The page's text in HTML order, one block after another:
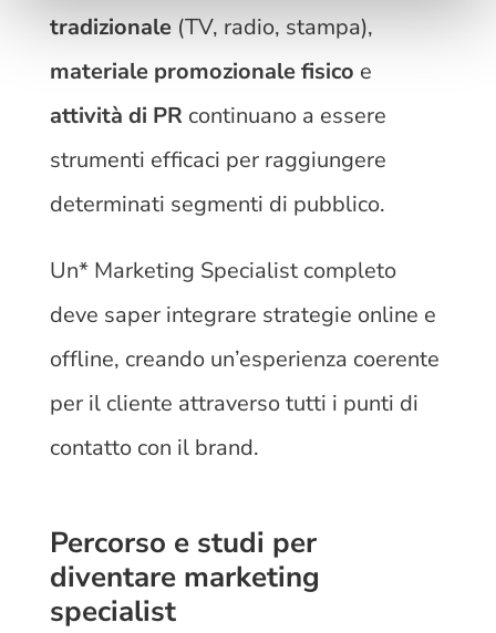
tradizionale(TV, radio, stampa),
materiale promozionale fisico e
attività di PR continuano a essere
strumenti efficaci per raggiungere
determinati segmenti di pubblico.
Un* Marketing Specialist completo
deve saper integrare strategie online e
offline, creando un’esperienza coerente
per il cliente attraverso tutti i punti di
contatto con il brand.
Percorso e studi per
diventare marketing
specialist